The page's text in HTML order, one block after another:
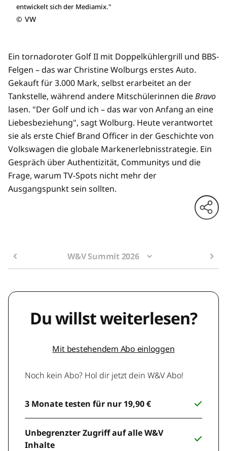
entwickelt sich der Mediamix."
© VW
Ein tornadoroter Golf II mit Doppelkühlergrill und BBS-
Felgen – das war Christine Wolburgs erstes Auto.
Gekauft für 3.000 Mark, selbst erarbeitet an der
Tankstelle, während andere Mitschülerinnen dieBravo
lasen. "Der Golf und ich – das war von Anfang an eine
Liebesbeziehung", sagt Wolburg. Heute verantwortet
sie als erste Chief Brand Officer in der Geschichte von
Volkswagen die globale Markenerlebnisstrategie. Ein
Gespräch über Authentizität, Communitys und die
Frage, warum TV-Spots nicht mehr der
Ausgangspunkt sein sollten.
W&V Summit 2026
Du willst weiterlesen?
Mit bestehendem Abo einloggen
Noch kein Abo? Hol dir jetzt dein W&V Abo!
3 Monate testen für nur 19,90 €
Unbegrenzter Zugriff auf alle W&V
Inhalte